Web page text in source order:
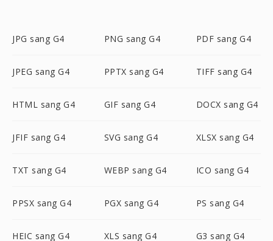
JPG sang G4 PNG sang G4 PDF sang G4
JPEG sang G4 PPTX sang G4 TIFF sang G4
HTML sang G4 GIF sang G4 DOCX sang G4
JFIF sang G4 SVG sang G4 XLSX sang G4
TXT sang G4 WEBP sang G4 ICO sang G4
PPSX sang G4 PGX sang G4 PS sang G4
HEIC sang G4 XLS sang G4 G3 sang G4